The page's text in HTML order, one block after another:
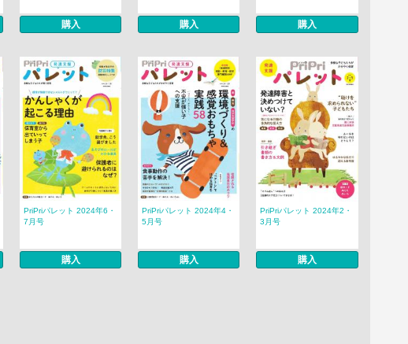
購入 購入 購入
PriPriパレット 2024年6・
7月号
購入
PriPriパレット 2024年4・
5月号
購入
PriPriパレット 2024年2・
3月号
購入